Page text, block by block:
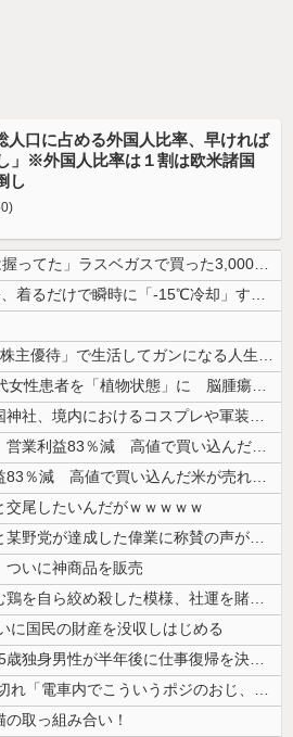
人口に占める外国人比率、早ければ
」※外国人比率は１割は欧米諸国
し
「2年間、たぶん1日4回は握ってた」ラスベガスで買った3,000円のキ...
【画像あり】NASAが開発、着るだけで瞬時に「-15℃冷却」する冷感ポ...
株の資産7億円あるのに「株主優待」で生活してガンになる人生・・・
京大病院、手術ミスで50代女性患者を「植物状態」に 脳腫瘍摘出手術で腫...
「神聖なる場所です」靖国神社、境内におけるコスプレや軍装の禁止を発表
【悲報】コメ卸大手さん、営業利益83％減 高値で買い込んだ米が売れず「...
コメ卸大手さん、営業利益83％減 高値で買い込んだ米が売れず「損切り祭...
交尾したいんだがｗｗｗｗｗ
「感動のフィナーレだ」と某野党が達成した偉業に称賛の声が殺到、なんかヒ...
ついに神商品を販売
フジテレビが金の卵を産む鶏を自ら絞め殺した模様、社運を賭けたドル箱コン...
に国民の財産を没収しはじめる
資産1億円突破でFIREの45歳独身男性が半年後に仕事復帰を決意した「...
【画像】 まんさん、ブチ切れ「電車内でこういうポジのおじ、ガチでイラネ...
の取っ組み合い！